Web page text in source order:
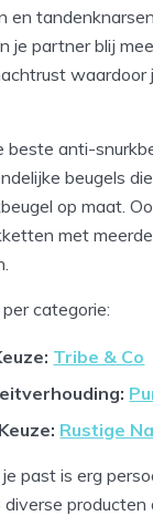
en
je partner blij
waardoor
anti-
beugels
op maat.
met
categorie:
: Tribe & Co
:
: Rustige
past is erg
producten